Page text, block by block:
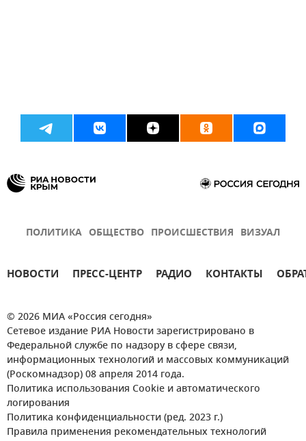
ПОЛИТИКА ОБЩЕСТВО ПРОИСШЕСТВИЯ ВИЗУАЛ
НОВОСТИ ПРЕСС-ЦЕНТР РАДИО КОНТАКТЫ
© 2026 МИА «Россия сегодня»
Сетевое издание РИА Новости зарегистрировано в
Федеральной службе по надзору в сфере связи,
информационных технологий и массовых коммуникаций
(Роскомнадзор) 08 апреля 2014 года.
Политика использования Cookie и автоматического
логирования
Политика конфиденциальности (ред. 2023 г.)
Правила применения рекомендательных технологий